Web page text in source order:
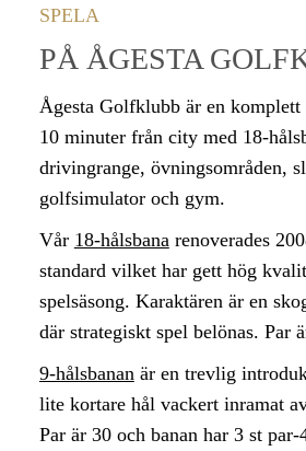
SPELA
PÅ ÅGESTA
Ågesta Golfklubb är en komplett
10 minuter från city med 18-
drivingrange, övningsområden,
golfsimulator och gym.
Vår 18-hålsbana renoverades
standard vilket har gett hög
spelsäsong. Karaktären är en
där strategiskt spel belönas. Par
9-hålsbanan är en trevlig
lite kortare hål vackert inramat
Par är 30 och banan har 3 st